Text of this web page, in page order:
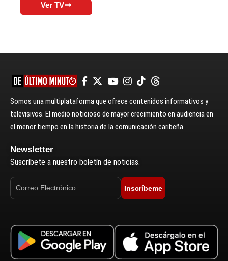
Ver TV
Somos una multiplataforma que ofrece contenidos informativos y
televisivos. El medio noticioso de mayor crecimiento en audiencia en
el menor tiempo en la historia de la comunicación caribeña.
Newsletter
Suscríbete a nuestro boletín de noticias.
Inscríbeme